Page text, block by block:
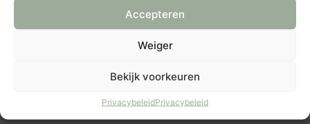
Accepteren
Weiger
Bekijk voorkeuren
PrivacybeleidPrivacybeleid
Al 40 jaar dé plek voor bruidsparen die hun trouwdag
betrouwbare trouwexperts op één platform. Word B&B